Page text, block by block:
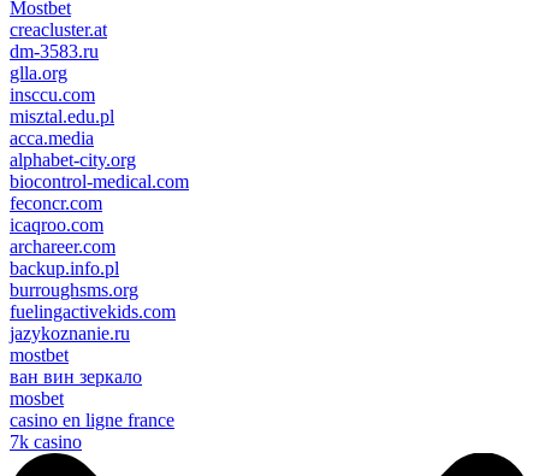
Mostbet
creacluster.at
dm-3583.ru
glla.org
insccu.com
misztal.edu.pl
acca.media
alphabet-city.org
biocontrol-medical.com
feconcr.com
icaqroo.com
archareer.com
backup.info.pl
burroughsms.org
fuelingactivekids.com
jazykoznanie.ru
mostbet
ван вин зеркало
mosbet
casino en ligne france
7k casino